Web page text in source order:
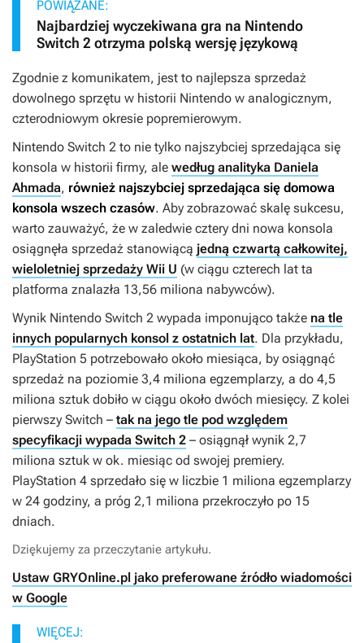
POWIĄZANE:
Najbardziej wyczekiwana gra na Nintendo
Switch 2 otrzyma polską wersję językową
Zgodnie z komunikatem, jest to najlepsza sprzedaż
dowolnego sprzętu w historii Nintendo w analogicznym,
czterodniowym okresie popremierowym.
Nintendo Switch 2 to nie tylko najszybciej sprzedająca się
konsola w historii firmy, ale według analityka Daniela
Ahmada, również najszybciej sprzedająca się domowa
konsola wszech czasów. Aby zobrazować skalę sukcesu,
warto zauważyć, że w zaledwie cztery dni nowa konsola
osiągnęła sprzedaż stanowiącą jedną czwartą całkowitej,
wieloletniej sprzedaży Wii U (w ciągu czterech lat ta
platforma znalazła 13,56 miliona nabywców).
Wynik Nintendo Switch 2 wypada imponująco także na tle
innych popularnych konsol z ostatnich lat. Dla przykładu,
PlayStation 5 potrzebowało około miesiąca, by osiągnąć
sprzedaż na poziomie 3,4 miliona egzemplarzy, a do 4,5
miliona sztuk dobiło w ciągu około dwóch miesięcy. Z kolei
pierwszy Switch – tak na jego tle pod względem
specyfikacji wypada Switch 2 – osiągnął wynik 2,7
miliona sztuk w ok. miesiąc od swojej premiery.
PlayStation 4 sprzedało się w liczbie 1 miliona egzemplarzy
w 24 godziny, a próg 2,1 miliona przekroczyło po 15
dniach.
Dziękujemy za przeczytanie artykułu.
Ustaw GRYOnline.pl jako preferowane źródło wiadomości
w Google
WIĘCEJ: